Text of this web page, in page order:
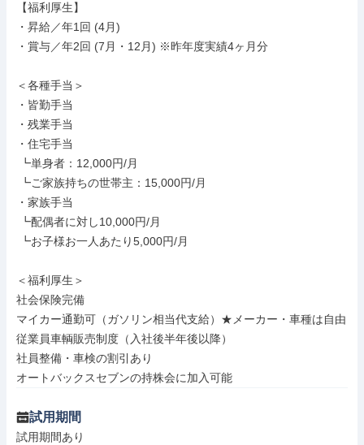
【福利厚生】
・昇給／年1回 (4月)
・賞与／年2回 (7月・12月) ※昨年度実績4ヶ月分
＜各種手当＞
・皆勤手当
・残業手当
・住宅手当
・家族手当
＜福利厚生＞
社会保険完備
マイカー通勤可（ガソリン相当代支給）★メーカー・車種は自由
従業員車輌販売制度（入社後半年後以降）
社員整備・車検の割引あり
オートバックスセブンの持株会に加入可能
試用期間
試用期間あり